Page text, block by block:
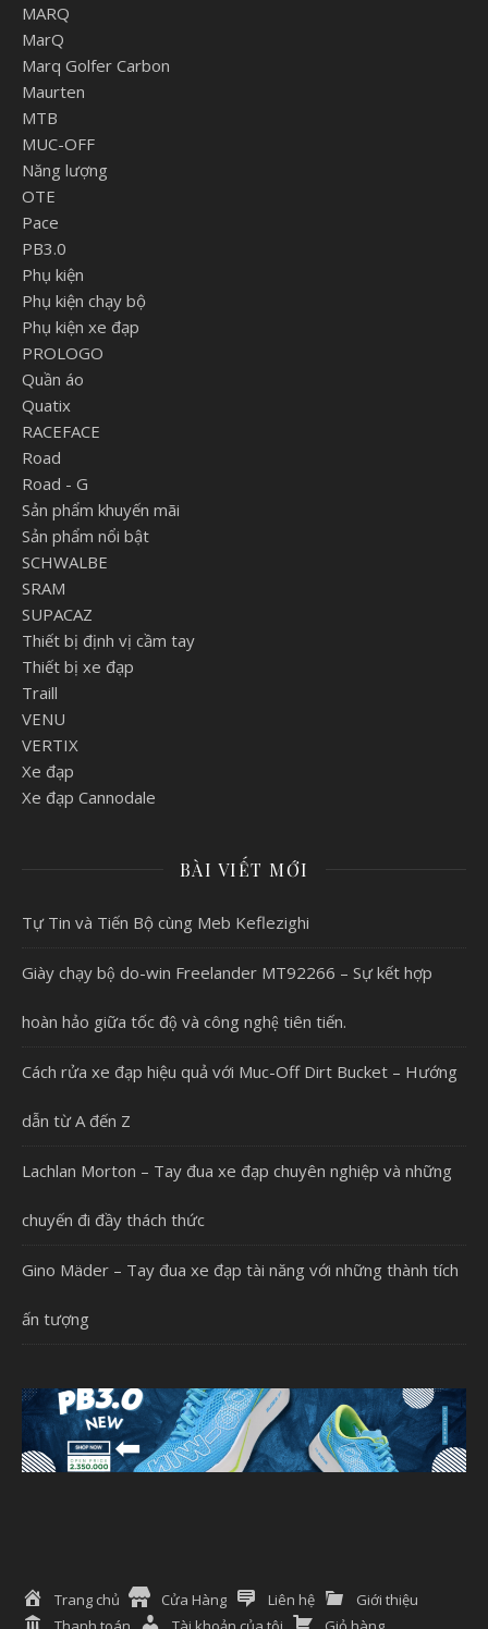
MARQ
MarQ
Marq Golfer Carbon
Maurten
MTB
MUC-OFF
Năng lượng
OTE
Pace
PB3.0
Phụ kiện
Phụ kiện chạy bộ
Phụ kiện xe đạp
PROLOGO
Quần áo
Quatix
RACEFACE
Road
Road - G
Sản phẩm khuyến mãi
Sản phẩm nổi bật
SCHWALBE
SRAM
SUPACAZ
Thiết bị định vị cầm tay
Thiết bị xe đạp
Traill
VENU
VERTIX
Xe đạp
Xe đạp Cannodale
BÀI VIẾT MỚI
Tự Tin và Tiến Bộ cùng Meb Keflezighi
Giày chạy bộ do-win Freelander MT92266 – Sự kết hợp
hoàn hảo giữa tốc độ và công nghệ tiên tiến.
Cách rửa xe đạp hiệu quả với Muc-Off Dirt Bucket – Hướng
dẫn từ A đến Z
Lachlan Morton – Tay đua xe đạp chuyên nghiệp và những
chuyến đi đầy thách thức
Gino Mäder – Tay đua xe đạp tài năng với những thành tích
ấn tượng
Trang chủ Cửa Hàng Liên hệ
Giới thiệu